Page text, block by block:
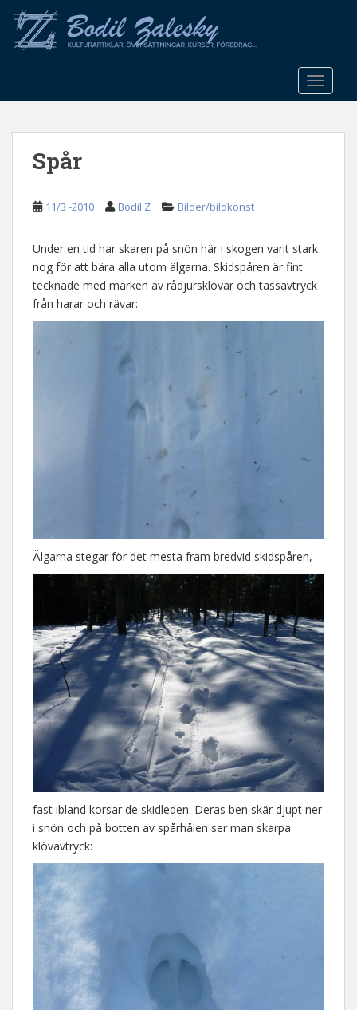
o
Spår
11/3 -2010 Bodil Z Bilder/bildkonst
Under en tid har skaren på snön här i skogen varit stark
nog för att bära alla utom älgarna. Skidspåren är fint
tecknade med märken av rådjursklövar och tassavtryck
från harar och rävar:
Älgarna stegar för det mesta fram bredvid skidspåren,
fast ibland korsar de skidleden. Deras ben skär djupt ner
i snön och på botten av spårhålen ser man skarpa
klövavtryck: